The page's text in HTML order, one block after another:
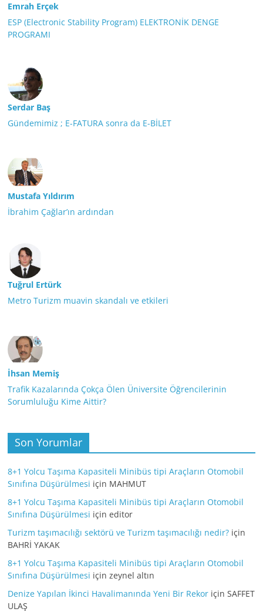
Emrah Erçek
ESP (Electronic Stability Program) ELEKTRONİK DENGE
PROGRAMI
Serdar Baş
Gündemimiz ; E-FATURA sonra da E-BİLET
Mustafa Yıldırım
İbrahim Çağlar’ın ardından
Tuğrul Ertürk
Metro Turizm muavin skandalı ve etkileri
İhsan Memiş
Trafik Kazalarında Çokça Ölen Üniversite Öğrencilerinin
Sorumluluğu Kime Aittir?
Son Yorumlar
8+1 Yolcu Taşıma Kapasiteli Minibüs tipi Araçların Otomobil
Sınıfına Düşürülmesi için MAHMUT
8+1 Yolcu Taşıma Kapasiteli Minibüs tipi Araçların Otomobil
Sınıfına Düşürülmesi içineditor
Turizm taşımacılığı sektörü ve Turizm taşımacılığı nedir? için
BAHRİ YAKAK
8+1 Yolcu Taşıma Kapasiteli Minibüs tipi Araçların Otomobil
Sınıfına Düşürülmesi içinzeynel altın
Denize Yapılan İkinci Havalimanında Yeni Bir Rekor içinSAFFET
ULAŞ